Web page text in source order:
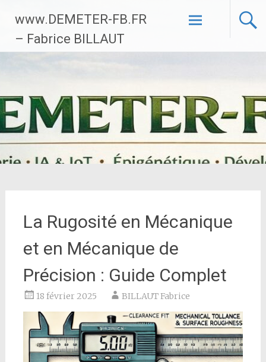
contenu
principal
www.DEMETER-FB.FR
– Fabrice BILLAUT
La Rugosité en Mécanique
et en Mécanique de
Précision : Guide Complet
18 février 2025 BILLAUT Fabrice